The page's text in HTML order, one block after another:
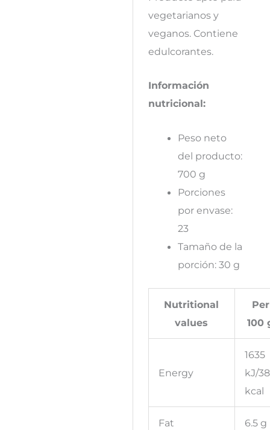
vegetarianos y
veganos. Contiene
edulcorantes.
Información
nutricional:
Peso neto
del producto:
700 g
Porciones
por envase:
23
Tamaño de la
porción: 30 g
Nutritional
values
Per
100
Energy
1635
kJ/
kcal
Fat 6.5 g